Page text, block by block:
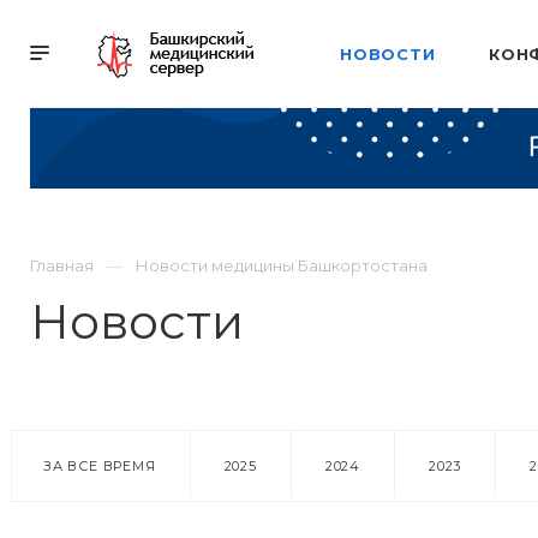
НОВОСТИ
Главная Новости медицины Башкортостана
Новости
ЗА ВСЕ ВРЕМЯ 2025 2024 2023